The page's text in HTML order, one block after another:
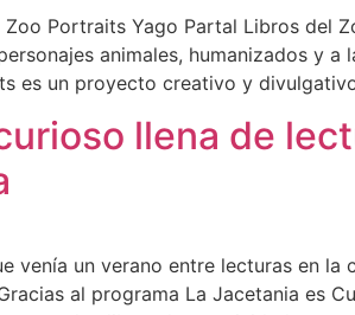
Zoo Portraits Yago Partal Libros del
animales, humanizados y
es un proyecto creativo y
llena de
venía un verano entre lecturas en la
al programa La Jacetania es